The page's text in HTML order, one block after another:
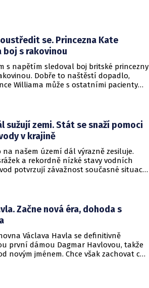
se. Princezna Kate
boj s rakovinou
s napětím sledoval boj britské princezny
Dobře to naštěstí dopadlo,
Williama může s ostatními pacienty
sužují zemi. Stát se snaží pomoci
v krajině
našem území dál výrazně zesiluje.
a rekordně nízké stavy vodních
potvrzují závažnost současné situace.
vůči dopadům změny klimatu.
Začne nová éra, dohoda s
Václava Havla se definitivně
první dámou Dagmar Havlovou, takže
novým jménem. Chce však zachovat co